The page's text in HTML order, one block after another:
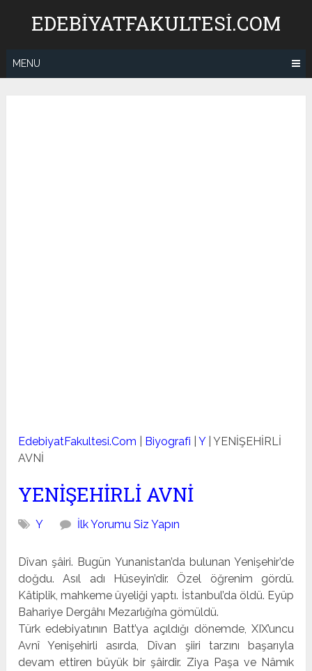
EDEBIYATFAKULTESI.COM
MENU
EdebiyatFakultesi.Com Biyografi |Y|YENİŞEHİRLİ
AVNİ
YENİŞEHİRLİ AVNİ
Y İlk Yorumu Siz Yapın
Dîvan şâiri. Bugün Yunanistan’da bulunan Yenişehir’de
doğdu. Asıl adı Hüseyin’dir. Özel öğrenim gördü.
Kâtiplik, mahkeme üyeliği yaptı. İstanbul’da öldü. Eyüp
Bahariye Dergâhı Mezarlığı’na gömüldü.
Türk edebiyatının Batt’ya açıldığı dönemde, XIX’uncu
Avnî Yenişehirli asırda, Dîvan şiiri tarzını başarıyla
devam ettiren büyük bir şâirdir. Ziya Paşa ve Nâmık